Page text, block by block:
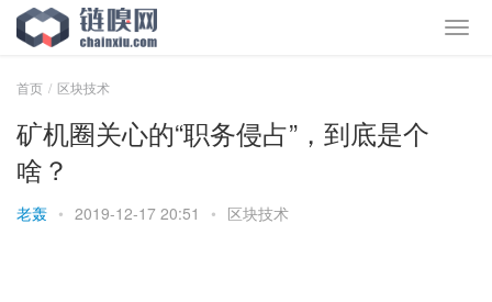
首页 区块技术
矿机圈关心的“职务侵占”，到底是个
啥？
老轰 • 2019-12-17 20:51 • 区块技术